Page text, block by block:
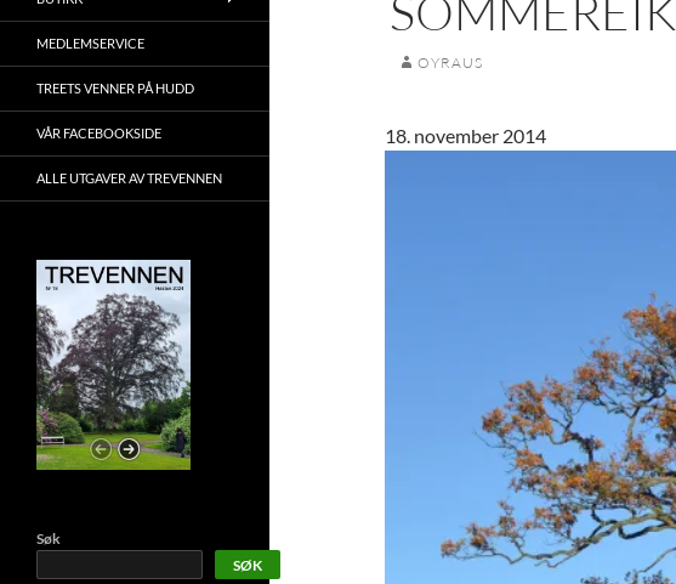
OYRAUS
18. november 2014
MEDLEMSERVICE
TREETS VENNER PÅ HUDD
VÅR FACEBOOKSIDE
ALLE UTGAVER AV TREVENNEN
Søk
SØK